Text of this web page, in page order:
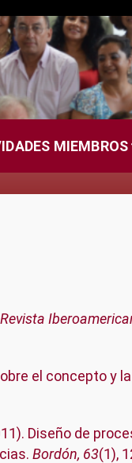
MIEMBROS
Revista
el concepto y
Diseño de
Bordón, 63(1),